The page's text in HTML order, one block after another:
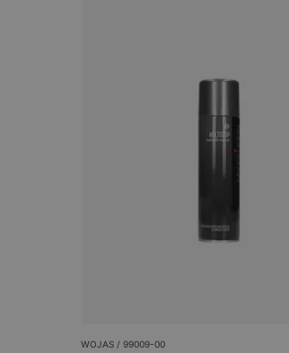
WOJAS / 99009-00